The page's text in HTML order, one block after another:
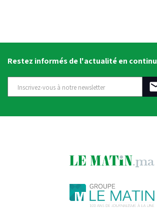
Restez informés de l'actualité en continu